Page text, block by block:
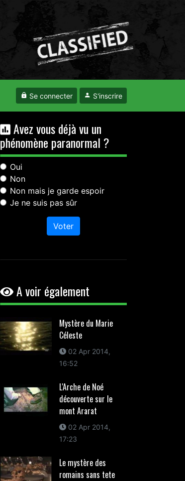
Se connecter S'inscrire
Avez vous déjà vu un
phénomène paranormal ?
Oui
Non
Non mais je garde espoir
Je ne suis pas sûr
Voter
A voir également
Mystère du Marie
Céleste
02 Apr 2014,
16:52
L'Arche de Noé
découverte sur le
mont Ararat
02 Apr 2014,
17:23
Le mystère des
romains sans tete